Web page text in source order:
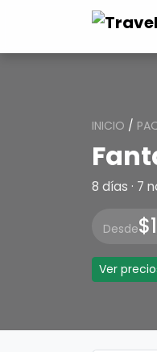
INICIO /
8 días · 7
Desde
Ver